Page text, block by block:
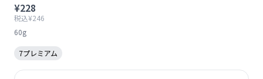
¥228
税込¥246
60g
7プレミアム